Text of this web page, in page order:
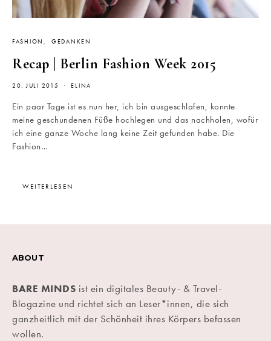
FASHION GEDANKEN
Recap | Berlin Fashion Week 2015
20. JULI 2015 ELINA
Ein paar Tage ist es nun her, ich bin ausgeschlafen, konnte
meine geschundenen Füße hochlegen und das nachholen, wofür
ich eine ganze Woche lang keine Zeit gefunden habe. Die
Fashion…
WEITERLESEN
ABOUT
BARE MINDS ist ein digitales Beauty- & Travel-
Blogazine und richtet sich an Leser*innen, die sich
ganzheitlich mit der Schönheit ihres Körpers befassen
wollen.